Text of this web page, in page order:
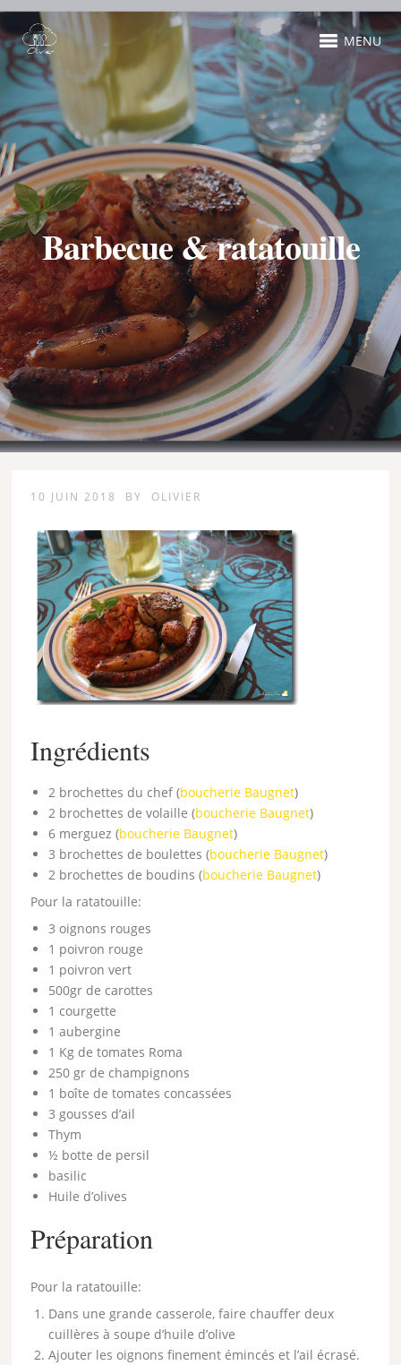
MENU
Barbecue & ratatouille
10 JUIN 2018 BY OLIVIER
Ingrédients
2 brochettes du chef (boucherie Baugnet)
2 brochettes de volaille (boucherie Baugnet)
6 merguez (boucherie Baugnet)
3 brochettes de boulettes (boucherie Baugnet)
2 brochettes de boudins (boucherie Baugnet)
Pour la ratatouille:
3 oignons rouges
1 poivron rouge
1 poivron vert
500gr de carottes
1 courgette
1 aubergine
1 Kg de tomates Roma
250 gr de champignons
1 boîte de tomates concassées
3 gousses d’ail
Thym
½ botte de persil
basilic
Huile d’olives
Préparation
Pour la ratatouille:
Dans une grande casserole, faire chauffer deux
cuillères à soupe d’huile d’olive
Ajouter les oignons finement émincés et l’ail écrasé.